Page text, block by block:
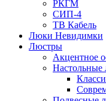
РКГМ
СИП-4
ТВ Кабель
Люки Невидимки
Люстры
Акцентное
Настольные